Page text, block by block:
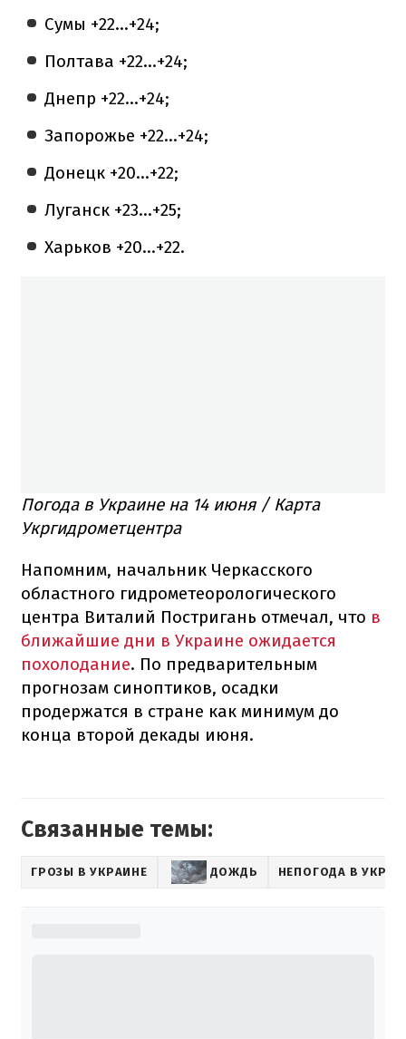
Сумы +22...+24;
Полтава +22...+24;
Днепр +22...+24;
Запорожье +22...+24;
Донецк +20...+22;
Луганск +23...+25;
Харьков +20...+22.
Погода в Украине на 14 июня / Карта
Укргидрометцентра
Напомним, начальник Черкасского
областного гидрометеорологического
центра Виталий Постригань отмечал, что в
ближайшие дни в Украине ожидается
похолодание. По предварительным
прогнозам синоптиков, осадки
продержатся в стране как минимум до
конца второй декады июня.
Связанные темы:
ГРОЗЫ В УКРАИНЕ ДОЖДЬ НЕПОГОДА В